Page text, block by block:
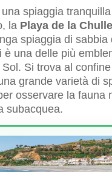
spiaggia
la Playa de la
spiaggia di sabbia
è una delle più
Si trova al
grande varietà di
osservare la fauna
subacquea.